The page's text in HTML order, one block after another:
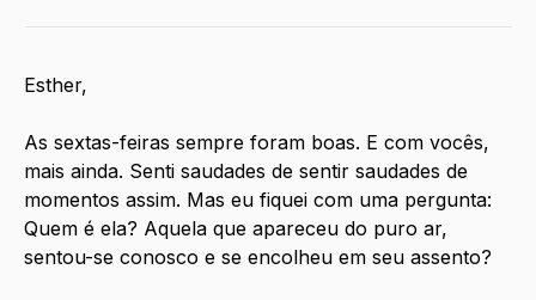
Esther,
As sextas-feiras sempre foram boas. E com vocês,
mais ainda. Senti saudades de sentir saudades de
momentos assim. Mas eu fiquei com uma pergunta:
Quem é ela? Aquela que apareceu do puro ar,
sentou-se conosco e se encolheu em seu assento?